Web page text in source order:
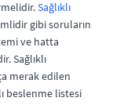
Sağlıklı
gibi soruların
ve hatta
Sağlıklı
merak edilen
beslenme listesi